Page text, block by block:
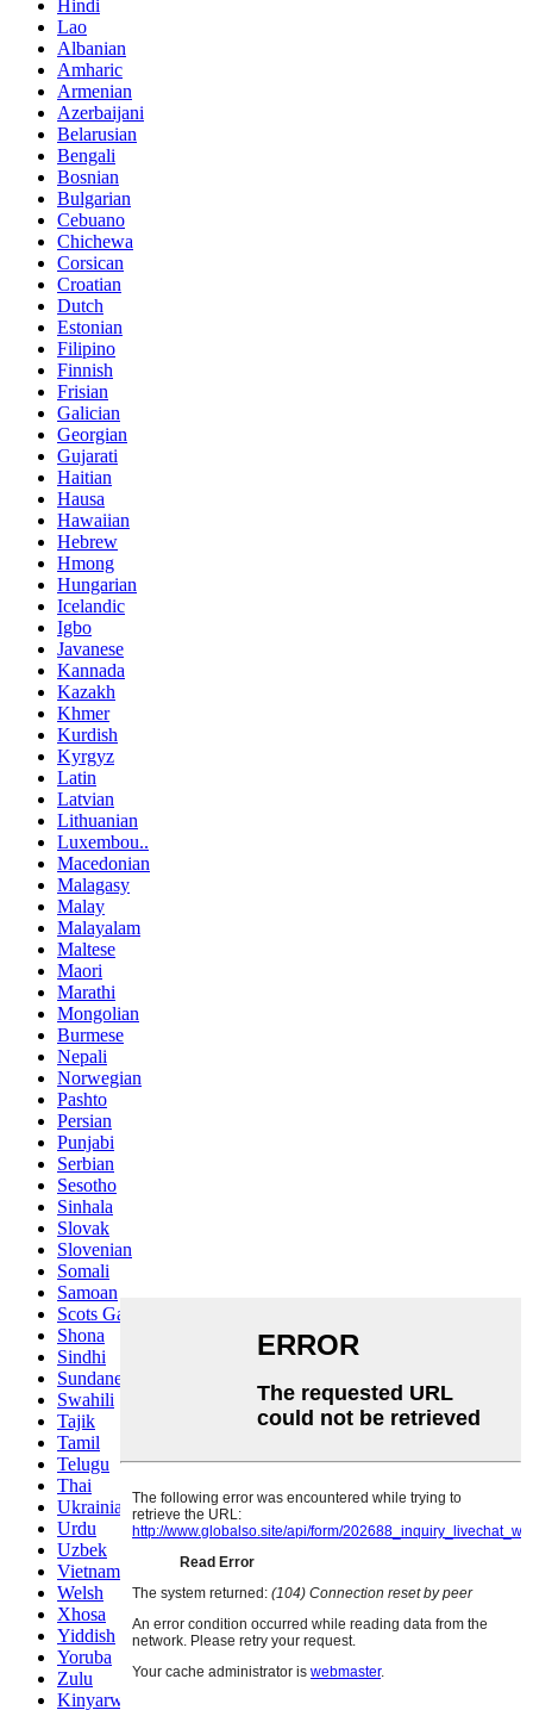
Hindi
Lao
Albanian
Amharic
Armenian
Azerbaijani
Belarusian
Bengali
Bosnian
Bulgarian
Cebuano
Chichewa
Corsican
Croatian
Dutch
Estonian
Filipino
Finnish
Frisian
Galician
Georgian
Gujarati
Haitian
Hausa
Hawaiian
Hebrew
Hmong
Hungarian
Icelandic
Igbo
Javanese
Kannada
Kazakh
Khmer
Kurdish
Kyrgyz
Latin
Latvian
Lithuanian
Luxembou..
Macedonian
Malagasy
Malay
Malayalam
Maltese
Maori
Marathi
Mongolian
Burmese
Nepali
Norwegian
Pashto
Persian
Punjabi
Serbian
Sesotho
Sinhala
Slovak
Slovenian
Somali
Samoan
Scots Gaelic
Shona
Sindhi
Sundanese
Swahili
Tajik
Tamil
Telugu
Thai
Ukrainian
Urdu
Uzbek
Vietnamese
Welsh
Xhosa
Yiddish
Yoruba
Zulu
Kinyarwanda